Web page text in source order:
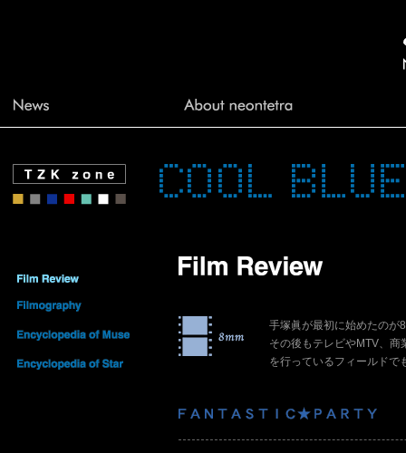
手塚眞が最初に始めたのが
その後もテレビやMTV、
を行っているフィールドで